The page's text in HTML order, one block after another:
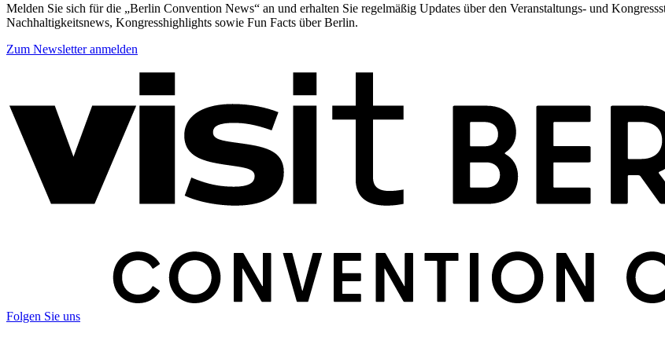
Melden Sie sich für die „Berlin Convention News“ an und erhalten Sie regelmäßig Updates über den Veranstaltungs- und
Nachhaltigkeitsnews, Kongresshighlights sowie Fun Facts über Berlin.
Zum Newsletter anmelden
Informationen
Folgen Sie uns